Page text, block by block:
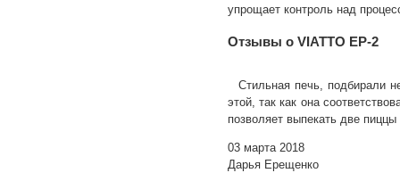
упрощает контроль над
Отзывы о VIATTO EP-2
Стильная печь, подбирали
этой, так как она
позволяет выпекать две
03 марта 2018
Дарья Ерещенко